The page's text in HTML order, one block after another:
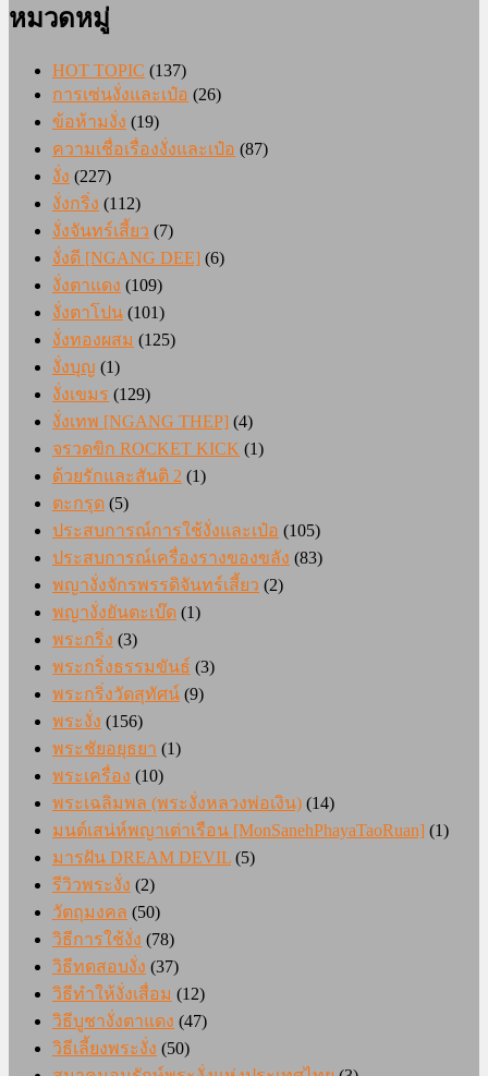
หมวดหมู่
HOT TOPIC (137)
การเซ่นงั่งและเป๋อ (26)
ข้อห้ามงั่ง (19)
ความเชื่อเรื่องงั่งและเป๋อ (87)
งั่ง (227)
งั่งกริ่ง (112)
งั่งจันทร์เสี้ยว (7)
งั่งดี [NGANG DEE] (6)
งั่งตาแดง (109)
งั่งตาโปน (101)
งั่งทองผสม (125)
งั่งบุญ (1)
งั่งเขมร (129)
งั่งเทพ [NGANG THEP] (4)
จรวดขิก ROCKET KICK (1)
ด้วยรักและสันติ 2 (1)
ตะกรุด (5)
ประสบการณ์การใช้งั่งและเป๋อ (105)
ประสบการณ์เครื่องรางของขลัง (83)
พญางั่งจักรพรรดิจันทร์เสี้ยว (2)
พญางั่งยันตะเบ๊ด (1)
พระกริ่ง (3)
พระกริ่งธรรมขันธ์ (3)
พระกริ่งวัดสุทัศน์ (9)
พระงั่ง (156)
พระชัยอยุธยา (1)
พระเครื่อง (10)
พระเฉลิมพล (พระงั่งหลวงพ่อเงิน) (14)
มนต์เสน่ห์พญาเต่าเรือน [MonSanehPhayaTaoRuan] (1)
มารฝัน DREAM DEVIL (5)
รีวิวพระงั่ง (2)
วัตถุมงคล (50)
วิธีการใช้งั่ง (78)
วิธีทดสอบงั่ง (37)
วิธีทำให้งั่งเสื่อม (12)
วิธีบูชางั่งตาแดง (47)
วิธีเลี้ยงพระงั่ง (50)